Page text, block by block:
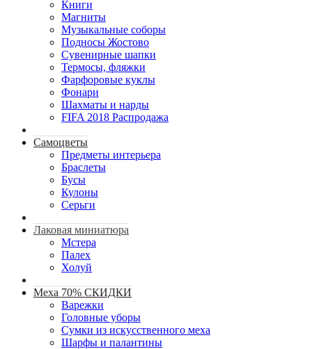
Книги
Магниты
Музыкальные соборы
Подносы Жостово
Сувенирные шапки
Термосы, фляжки
Фарфоровые куклы
Фонари
Шахматы и нарды
FIFA 2018 Распродажа
Самоцветы
Предметы интерьера
Браслеты
Бусы
Кулоны
Серьги
Лаковая миниатюра
Мстера
Палех
Холуй
Меха 70% СКИДКИ
Варежки
Головные уборы
Сумки из искусственного меха
Шарфы и палантины